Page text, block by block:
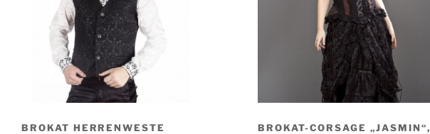
BROKAT HERRENWESTE
BROKAT-CORSAGE „JASMIN“,